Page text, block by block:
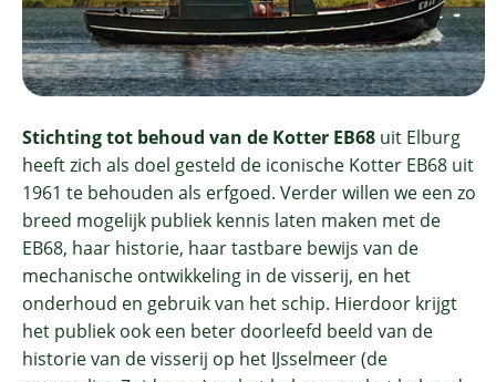
Stichting tot behoud van de Kotter EB68 uit Elburg
heeft zich als doel gesteld de iconische Kotter EB68 uit
1961 te behouden als erfgoed. Verder willen we een zo
breed mogelijk publiek kennis laten maken met de
EB68, haar historie, haar tastbare bewijs van de
mechanische ontwikkeling in de visserij, en het
onderhoud en gebruik van het schip. Hierdoor krijgt
het publiek ook een beter doorleefd beeld van de
historie van de visserij op het IJsselmeer (de